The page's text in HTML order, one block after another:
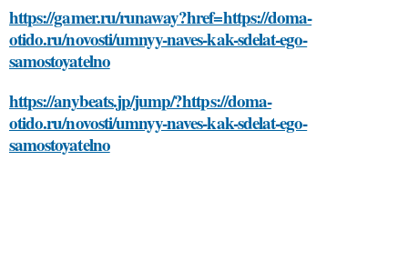
https://gamer.ru/runaway?href=https://doma-
otido.ru/novosti/umnyy-naves-kak-sdelat-ego-
samostoyatelno
https://anybeats.jp/jump/?https://doma-
otido.ru/novosti/umnyy-naves-kak-sdelat-ego-
samostoyatelno